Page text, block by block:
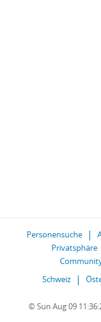
Personensuche
Privatsphäre
Schweiz
© Sun Aug 09